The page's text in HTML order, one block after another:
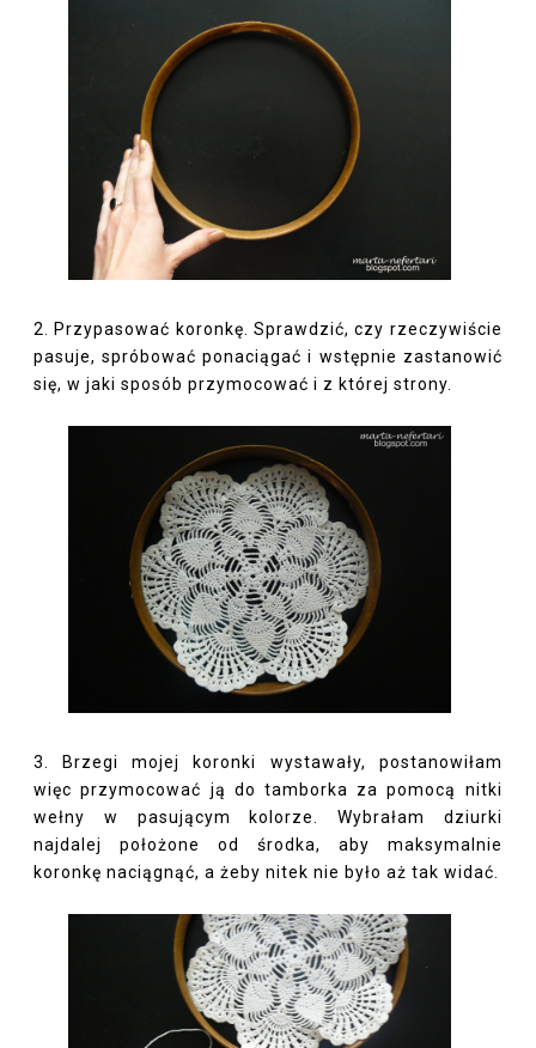
2. Przypasować koronkę. Sprawdzić, czy rzeczywiście
pasuje, spróbować ponaciągać i wstępnie zastanowić
się, w jaki sposób przymocować i z której strony.
3. Brzegi mojej koronki wystawały, postanowiłam
więc przymocować ją do tamborka za pomocą nitki
wełny w pasującym kolorze. Wybrałam dziurki
najdalej położone od środka, aby maksymalnie
koronkę naciągnąć, a żeby nitek nie było aż tak widać.